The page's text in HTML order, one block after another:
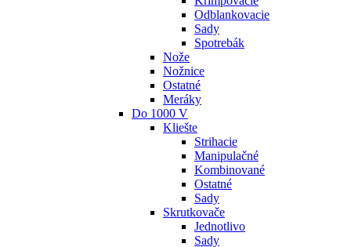
Odblankovacie
Sady
Spotrebák
Nože
Nožnice
Ostatné
Meráky
Do 1000 V
Kliešte
Strihacie
Manipulačné
Kombinované
Ostatné
Sady
Skrutkovače
Jednotlivo
Sady